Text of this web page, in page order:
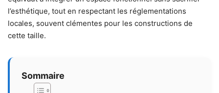
l’esthétique, tout en respectant les réglementations
locales, souvent clémentes pour les constructions de
cette taille.
Sommaire